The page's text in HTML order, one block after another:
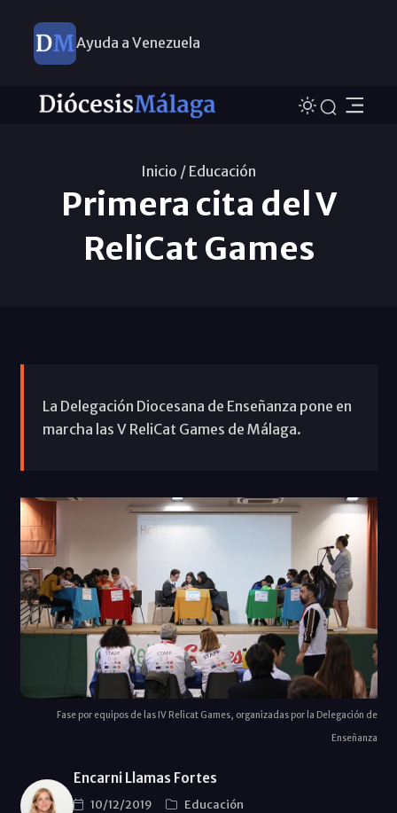
Ayuda a Venezuela
Inicio / Educación
Primera cita del V
ReliCat Games
La Delegación Diocesana de Enseñanza pone en
marcha las V ReliCat Games de Málaga.
Fase por equipos de las IV Relicat Games, organizadas por la Delegación de
Enseñanza
Encarni Llamas Fortes
10/12/2019
Educación